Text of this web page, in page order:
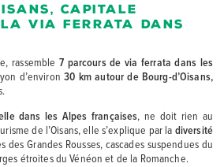
capitale
la via ferrata dans
rassemble 7 parcours de via ferrata dans les
d’environ30 km autour de Bourg-d’Oisans,
dans les Alpes françaises, ne doit rien au
de l’Oisans, elle s’explique par la diversité
des Grandes Rousses, cascades suspendues du
étroites du Vénéon et de la Romanche.